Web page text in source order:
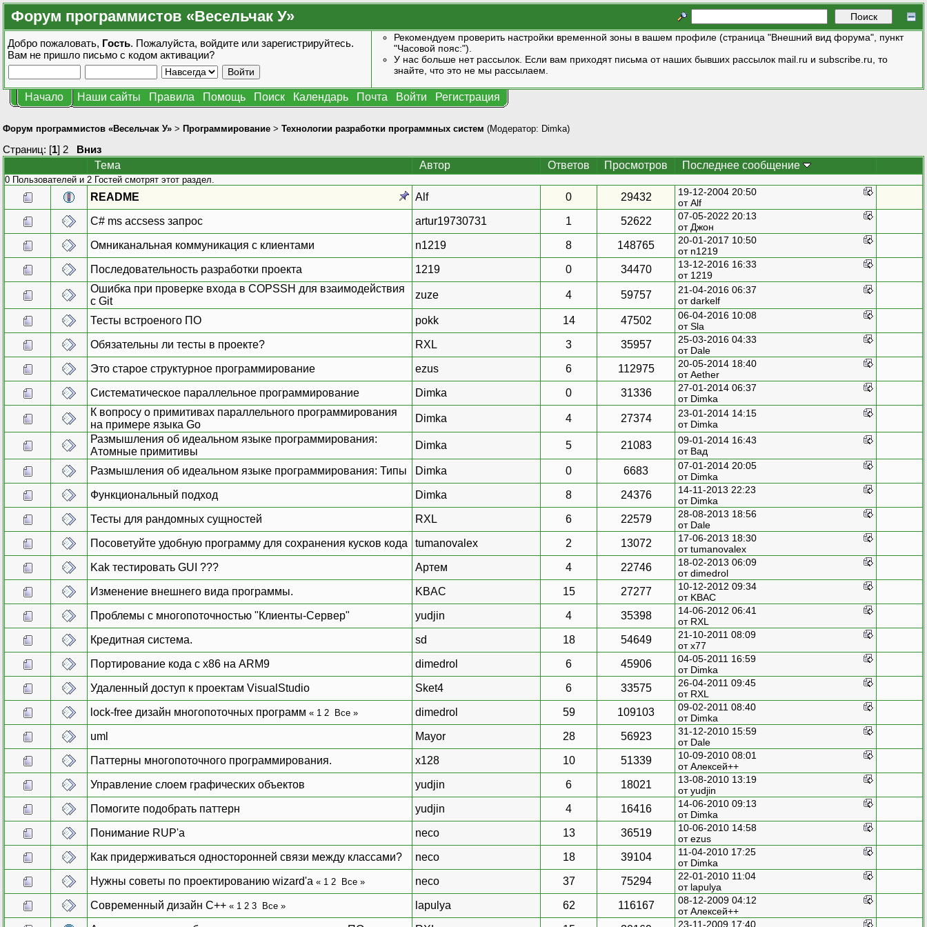
Форум программистов «Весельчак У»
Добро пожаловать, Гость. Пожалуйста, войдите или зарегистрируйтесь.
Вам не пришло письмо с кодом активации?
Рекомендуем проверить настройки временной зоны в вашем профиле (страница "Внешний вид форума", пункт
"Часовой пояс:").
У нас больше нет рассылок. Если вам приходят письма от наших бывших рассылок mail.ru и subscribe.ru, то
знайте, что это не мы рассылаем.
Начало Наши сайты Правила Помощь Поиск Календарь Почта Войти Регистрация
Форум программистов «Весельчак У» > Программирование > Технологии разработки программных систем (Модератор: Dimka)
Страниц: [1] 2
Вниз
Тема
Автор Ответов Просмотров Последнее сообщение
0 Пользователей и 2 Гостей смотрят этот раздел.
README Alf 0 29432
19-12-2004 20:50
от Alf
C# ms accsess запрос artur19730731 1 52622
07-05-2022 20:13
от Джон
Омниканальная коммуникация с клиентами n1219 8 148765
20-01-2017 10:50
от n1219
Последовательность разработки проекта 1219 0 34470
13-12-2016 16:33
от 1219
Ошибка при проверке входа в COPSSH для взаимодействия
с Git
zuze 4 59757
21-04-2016 06:37
отdarkelf
Тесты встроеного ПО pokk 14 47502
06-04-2016 10:08
отSla
Обязательны ли тесты в проекте? RXL 3 35957
25-03-2016 04:33
от Dale
Это старое структурное программирование ezus 6 112975
20-05-2014 18:40
отAether
Систематическое параллельное программирование Dimka 0 31336
27-01-2014 06:37
от Dimka
К вопросу о примитивах параллельного программирования
на примере языка Go
Dimka 4 27374
23-01-2014 14:15
от Dimka
Размышления об идеальном языке программирования:
Атомные примитивы
Dimka 5 21083
09-01-2014 16:43
от Вад
Размышления об идеальном языке программирования: Типы Dimka 0 6683
07-01-2014 20:05
от Dimka
Функциональный подход Dimka 8 24376
14-11-2013 22:23
от Dimka
Тесты для рандомных сущностей RXL 6 22579
28-08-2013 18:56
от Dale
Посоветуйте удобную программу для сохранения кусков кода tumanovalex 2 13072
17-06-2013 18:30
отtumanovalex
Kak тестировать GUI ??? Артем 4 22746
18-02-2013 06:09
отdimedrol
Изменение внешнего вида программы. KBAC 15 27277
10-12-2012 09:34
от KBAC
Проблемы с многопоточностью "Клиенты-Сервер" yudjin 4 35398
14-06-2012 06:41
от RXL
Кредитная система. sd 18 54649
21-10-2011 08:09
отx77
Портирование кода с х86 на ARM9 dimedrol 6 45906
04-05-2011 16:59
от Dimka
Удаленный доступ к проектам VisualStudio Sket4 6 33575
26-04-2011 09:45
от RXL
lock-free дизайн многопоточных программ « 1 2 Все » dimedrol 59 109103
09-02-2011 08:40
от Dimka
uml Mayor 28 56923
31-12-2010 15:59
от Dale
Паттерны многопоточного программирования. x128 10 51339
10-09-2010 08:01
отАлексей++
Управление слоем графических объектов yudjin 6 18021
13-08-2010 13:19
отyudjin
Помогите подобрать паттерн yudjin 4 16416
14-06-2010 09:13
от Dimka
Понимание RUP'а neco 13 36519
10-06-2010 14:58
отezus
Как придерживаться односторонней связи между классами? neco 18 39104
11-04-2010 17:25
от Dimka
Нужны советы по проектированию wizard'а « 1 2 Все » neco 37 75294
22-01-2010 11:04
от lapulya
Современный дизайн С++ « 1 2 3 Все » lapulya 62 116167
08-12-2009 04:12
отАлексей++
23-11-2009 17:40